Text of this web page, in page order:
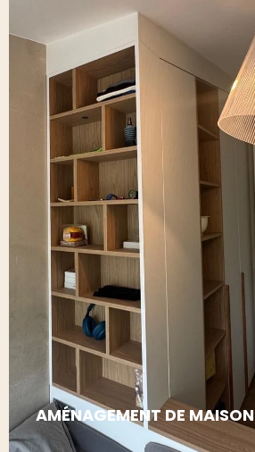
AMÉNAGEMENT DE MAISON